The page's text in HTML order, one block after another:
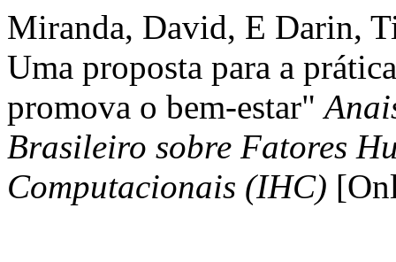
Miranda, David, E Darin,
Uma proposta para a
promova o bem-estar"
Brasileiro sobre Fatores
Computacionais (IHC)